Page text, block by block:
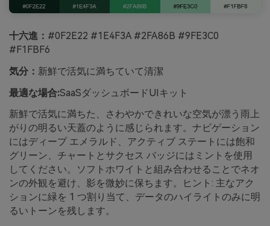
十六進： #0F2E22 #1E4F3A #2FA86B #9FE3C0
#F1FBF6
気分： 新鮮で活気に満ちていて清潔
最適な場合:SaaSダッシュボードUIキット
新鮮で活気に満ちた、さわやかできれいな空気が漂う雨上
がりの明るい天蓋のように感じられます。ナビゲーション
にはディープ エメラルド、アクティブ ステートには飽和
グリーン、チャートとサクセス バッジにはミントを使用
してください。ソフトホワイトと組み合わせることでネオ
ンの外観を避け、影を微妙に保ちます。ヒント: 主なアク
ションに緑を 1 つ割り当て、データのハイライトのみに明
るいトーンを残します。